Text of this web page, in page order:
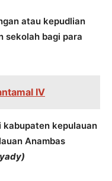
atau kepudlian
sekolah bagi para
IV
kabupaten kepulauan
Anambas